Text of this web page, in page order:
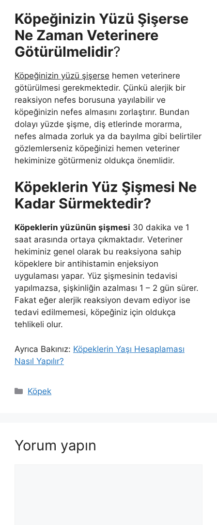
Köpeğinizin Yüzü Şişerse
Ne Zaman Veterinere
Götürülmelidir?
Köpeğinizin yüzü şişerse hemen veterinere
götürülmesi gerekmektedir. Çünkü alerjik bir
reaksiyon nefes borusuna yayılabilir ve
köpeğinizin nefes almasını zorlaştırır. Bundan
dolayı yüzde şişme, diş etlerinde morarma,
nefes almada zorluk ya da bayılma gibi belirtiler
gözlemlerseniz köpeğinizi hemen veteriner
hekiminize götürmeniz oldukça önemlidir.
Köpeklerin Yüz Şişmesi Ne
Kadar Sürmektedir?
Köpeklerin yüzünün şişmesi 30 dakika ve 1
saat arasında ortaya çıkmaktadır. Veteriner
hekiminiz genel olarak bu reaksiyona sahip
köpeklere bir antihistamin enjeksiyon
uygulaması yapar. Yüz şişmesinin tedavisi
yapılmazsa, şişkinliğin azalması 1 – 2 gün sürer.
Fakat eğer alerjik reaksiyon devam ediyor ise
tedavi edilmemesi, köpeğiniz için oldukça
tehlikeli olur.
Ayrıca Bakınız: Köpeklerin Yaşı Hesaplaması
Nasıl Yapılır?
Kategoriler
Köpek
Yorum yapın